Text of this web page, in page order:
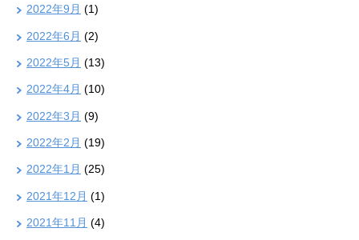
2022年9月 (1)
2022年6月 (2)
2022年5月 (13)
2022年4月 (10)
2022年3月 (9)
2022年2月 (19)
2022年1月 (25)
2021年12月 (1)
2021年11月 (4)